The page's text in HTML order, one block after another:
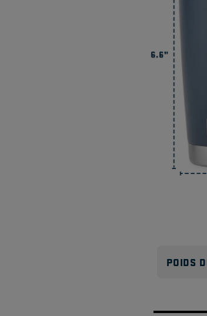
Les contenants
couverts par une
POIDS